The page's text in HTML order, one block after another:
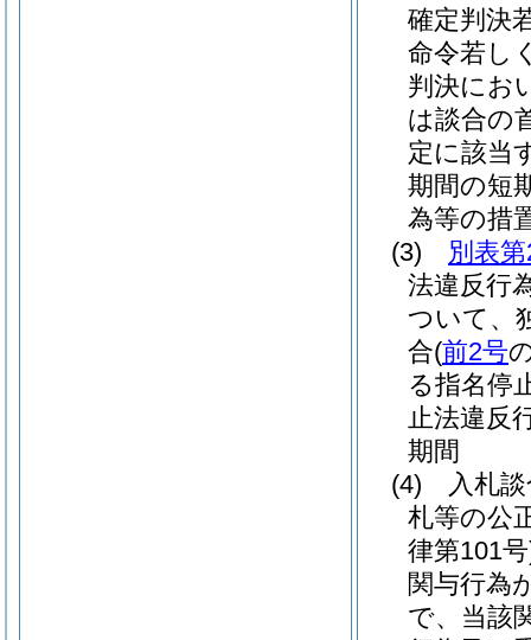
確定判決
命令若し
判決にお
は談合の
定に該当
期間の短
為等の措
(3)
別表
法違反行
ついて、
合(前2号
る指名停
止法違反
期間
(4)
入札
札等の公
律第101
関与行為
で、当該